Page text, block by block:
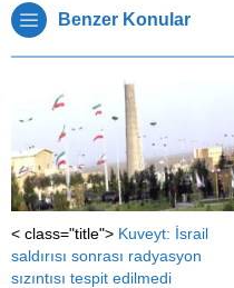
Benzer Konular
< class="title"> Kuveyt: İsrail
saldırısı sonrası radyasyon
sızıntısı tespit edilmedi